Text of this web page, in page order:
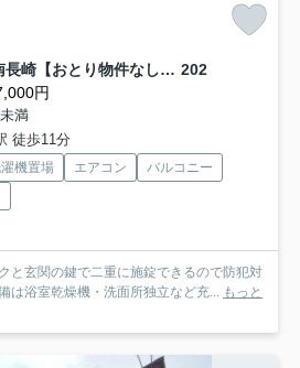
T's Cuore MUSE落合南長崎【おとり物件なし】#学生・社会人にオススメ！ 202
円
満
徒歩11分
機置場 エアコン
バルコニー
と玄関の鍵で二重に施錠できるので防犯対
は浴室乾燥機・洗面所独立など充... もっと